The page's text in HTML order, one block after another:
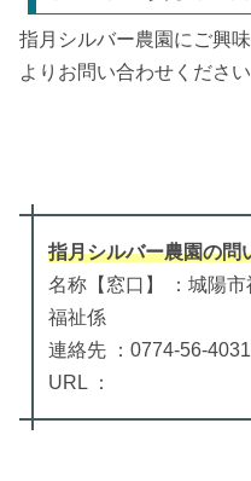
指月シルバー農園にご興
よりお問い合わせください
指月シルバー農園の問
名称【窓口】 ：城陽
福祉係
連絡先 ：0774-56-4031
URL ：